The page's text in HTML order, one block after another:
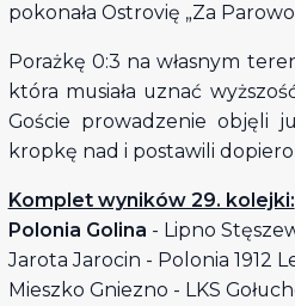
pokonała Ostrovię „Za
Porażkę 0:3 na własnym
która musiała uznać
Goście prowadzenie objęli
kropkę nad i postawili
Komplet wyników 29. kolejki:
Polonia Golina - Lipno
Jarota Jarocin - Polonia 1912
Mieszko Gniezno - LKS